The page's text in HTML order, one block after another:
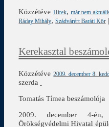
Közzétéve Hírek, már nem
Ráday Mihály,Szádvárért Baráti Kör
Kerekasztal
Közzétéve2009. december 8. kedd
szerda
Tomatás Tímea beszámolója
2009. december 4-
Örökségvédelmi Hivatal